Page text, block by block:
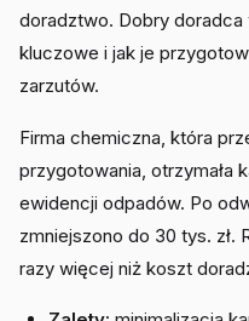
doradztwo. Dobry
kluczowe i jak je
zarzutów.
Firma chemiczna, która
przygotowania, otrzymała
ewidencji odpadów. Po
zmniejszono do 30 tys. zł.
razy więcej niż koszt